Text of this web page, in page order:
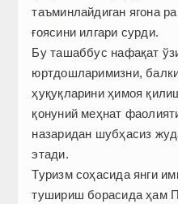
таъминлайдиган ягона
ғоясини илгари сурди.
Бу ташаббус нафақат
юртдошларимизни,
ҳуқуқларини ҳимоя
қонуний меҳнат
назаридан шубҳасиз
этади.
Туризм соҳасида янги
тушириш борасида ҳам